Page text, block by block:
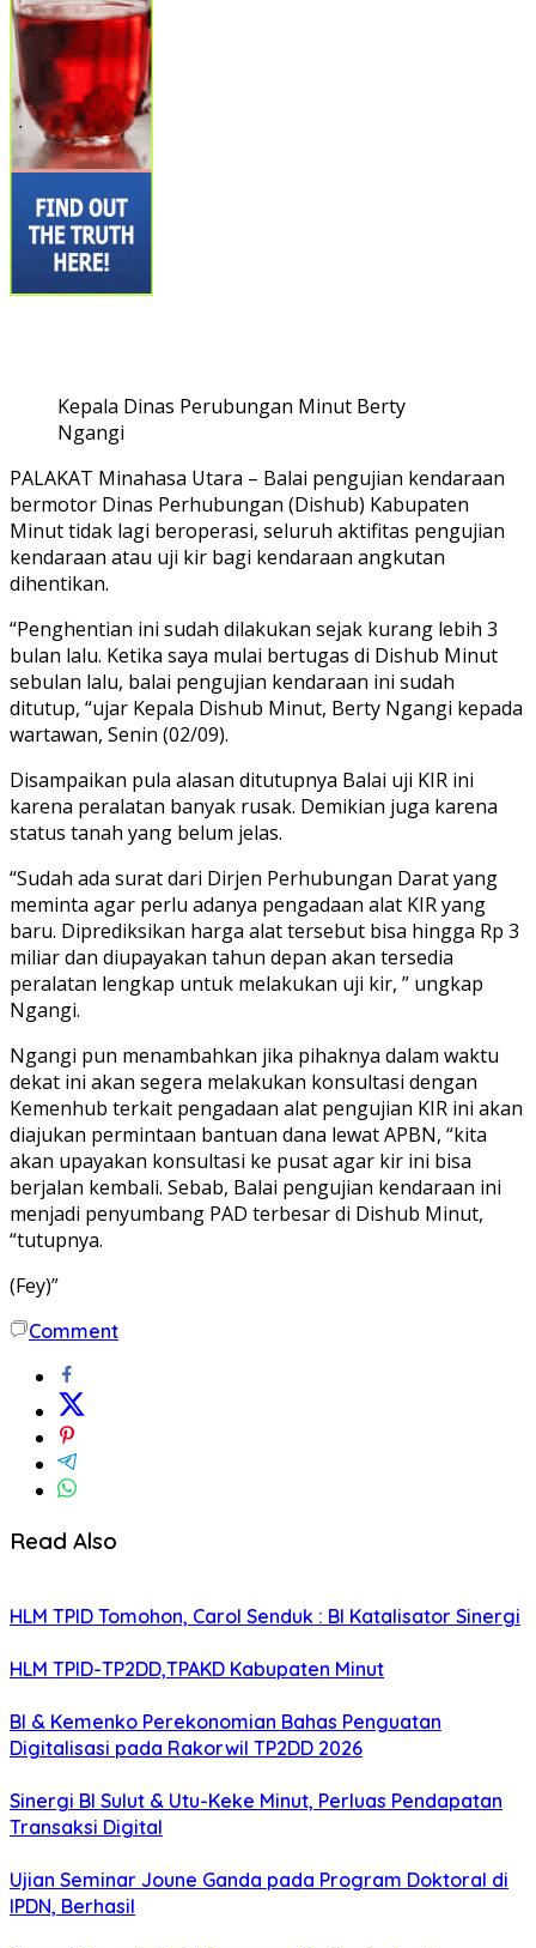
Kepala Dinas Perubungan Minut Berty
Ngangi
PALAKAT Minahasa Utara – Balai pengujian kendaraan
bermotor Dinas Perhubungan (Dishub) Kabupaten
Minut tidak lagi beroperasi, seluruh aktifitas pengujian
kendaraan atau uji kir bagi kendaraan angkutan
dihentikan.
“Penghentian ini sudah dilakukan sejak kurang lebih 3
bulan lalu. Ketika saya mulai bertugas di Dishub Minut
sebulan lalu, balai pengujian kendaraan ini sudah
ditutup, “ujar Kepala Dishub Minut, Berty Ngangi kepada
wartawan, Senin (02/09).
Disampaikan pula alasan ditutupnya Balai uji KIR ini
karena peralatan banyak rusak. Demikian juga karena
status tanah yang belum jelas.
“Sudah ada surat dari Dirjen Perhubungan Darat yang
meminta agar perlu adanya pengadaan alat KIR yang
baru. Diprediksikan harga alat tersebut bisa hingga Rp 3
miliar dan diupayakan tahun depan akan tersedia
peralatan lengkap untuk melakukan uji kir, ” ungkap
Ngangi.
Ngangi pun menambahkan jika pihaknya dalam waktu
dekat ini akan segera melakukan konsultasi dengan
Kemenhub terkait pengadaan alat pengujian KIR ini akan
diajukan permintaan bantuan dana lewat APBN, “kita
akan upayakan konsultasi ke pusat agar kir ini bisa
berjalan kembali. Sebab, Balai pengujian kendaraan ini
menjadi penyumbang PAD terbesar di Dishub Minut,
“tutupnya.
(Fey)”
Comment
Read Also
HLM TPID Tomohon, Carol Senduk : BI Katalisator Sinergi
HLM TPID-TP2DD,TPAKD Kabupaten Minut
BI & Kemenko Perekonomian Bahas Penguatan
Digitalisasi pada Rakorwil TP2DD 2026
Sinergi BI Sulut & Utu-Keke Minut, Perluas Pendapatan
Transaksi Digital
Ujian Seminar Joune Ganda pada Program Doktoral di
IPDN, Berhasil